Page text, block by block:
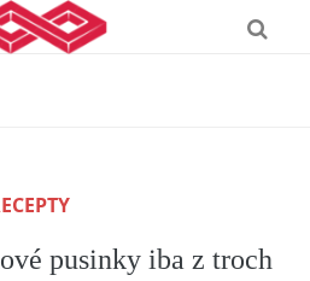
pusinky iba z troch